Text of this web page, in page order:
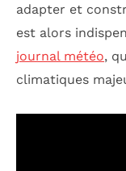
adapter et
est alors
journal météo,
climatiques